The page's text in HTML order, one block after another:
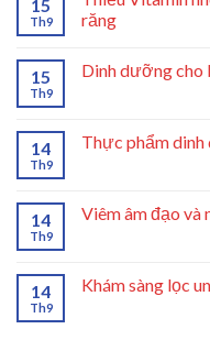
15
Th9
răng
15
Th9
Dinh dưỡng cho
14
Th9
Thực phẩm
14
Th9
Viêm âm đạo và
14
Th9
Khám sàng lọc